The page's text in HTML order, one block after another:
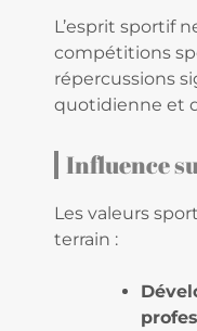
L’esprit sportif
compétitions
répercussions
quotidienne et
Influence
Les valeurs
terrain :